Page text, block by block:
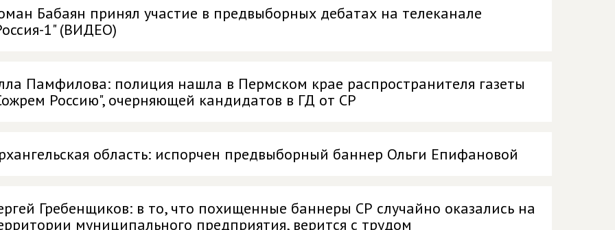
Бабаян принял участие в предвыборных дебатах на телеканале
1" (ВИДЕО)
Памфилова: полиция нашла в Пермском крае распространителя газеты
Россию", очерняющей кандидатов в ГД от СР
область: испорчен предвыборный баннер Ольги Епифановой
Гребенщиков: в то, что похищенные баннеры СР случайно оказались на
муниципального предприятия, верится с трудом